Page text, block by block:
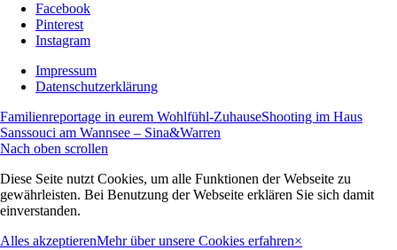
Facebook
Pinterest
Instagram
Impressum
Datenschutzerklärung
Familienreportage in eurem Wohlfühl-ZuhauseShooting im Haus
Sanssouci am Wannsee – Sina&Warren
Nach oben scrollen
Diese Seite nutzt Cookies, um alle Funktionen der Webseite zu
gewährleisten. Bei Benutzung der Webseite erklären Sie sich damit
einverstanden.
Alles akzeptierenMehr über unsere Cookies erfahren×